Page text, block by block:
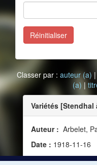
Réinitialiser
Classer par : auteur (a) |
(a) |
Variétés [Stendhal
Auteur : Arbelet,
Date : 1918-11-16
Source :Mercure